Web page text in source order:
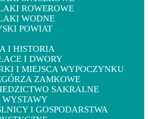
ROWEROWE
WODNE
POWIAT
I HISTORIA
I DWORY
I MIEJSCA WYPOCZYNKU
ZAMKOWE
SAKRALNE
I GOSPODARSTWA